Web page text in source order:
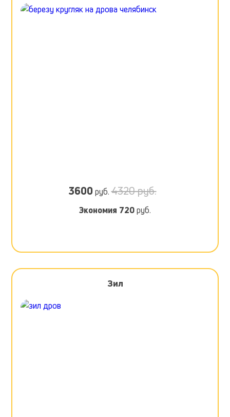
3600 руб.4320 руб.
Экономия 720руб.
Зил